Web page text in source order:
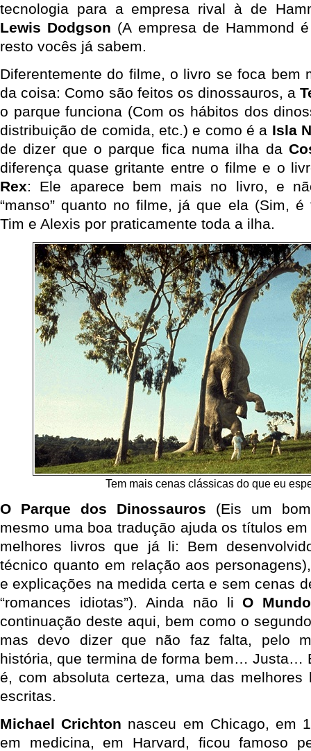
tecnologia para a empresa rival à de
Lewis Dodgson (A empresa de Hammond
resto vocês já sabem.
Diferentemente do filme, o livro se foca bem
da coisa: Como são feitos os dinossauros, a
o parque funciona (Com os hábitos dos
distribuição de comida, etc.) e como é a Isla
de dizer que o parque fica numa ilha da
diferença quase gritante entre o filme e o
Rex: Ele aparece bem mais no livro, e
“manso” quanto no filme, já que ela (Sim, é
Tim e Alexis por praticamente toda a ilha.
Tem mais cenas clássicas do que eu
O Parque dos Dinossauros (Eis um
mesmo uma boa tradução ajuda os títulos
melhores livros que já li: Bem
técnico quanto em relação aos
e explicações na medida certa e sem cenas
“romances idiotas”). Ainda não liO
continuação deste aqui, bem como o
mas devo dizer que não faz falta, pelo
história, que termina de forma bem… Justa…
é, com absoluta certeza, uma das melhores
escritas.
Michael Crichton nasceu em Chicago, em
em medicina, em Harvard, ficou famoso